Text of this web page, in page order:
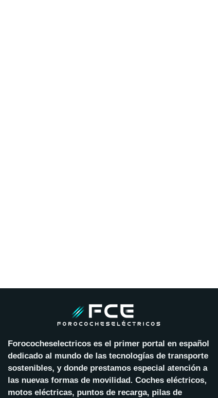
Forococheselectricos es el primer portal en español
dedicado al mundo de las tecnologías de transporte
sostenibles, y donde prestamos especial atención a
las nuevas formas de movilidad. Coches eléctricos,
motos eléctricas, puntos de recarga, pilas de